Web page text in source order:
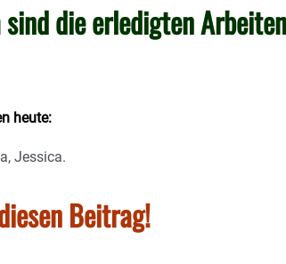
die erledigten
heute:
Jessica.
Beitrag!